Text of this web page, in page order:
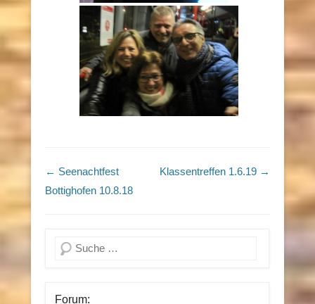
Beitragsnavigation
← Seenachtfest
Bottighofen 10.8.18
Klassentreffen 1.6.19 →
Suchen
Forum: